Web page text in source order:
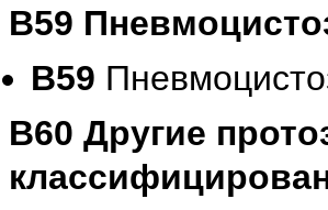
B59
B59
B60 Другие